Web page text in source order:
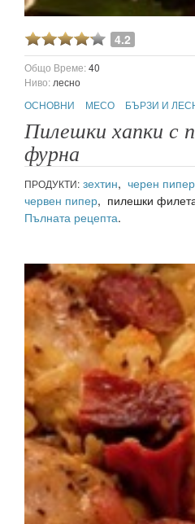
4.2
Общо Време:40
Ниво: лесно
ОСНОВНИ
МЕСО БЪРЗИ И
Пилешки хапки с
фурна
ПРОДУКТИ: зехтин, черен пипер
червен пипер, пилешки
Пълната рецепта.